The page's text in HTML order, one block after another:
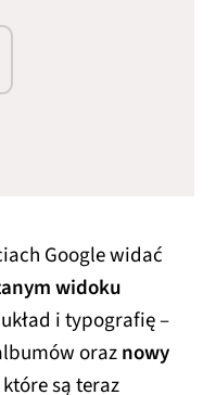
Google widać
widoku
i typografię –
oraznowy
, które są teraz